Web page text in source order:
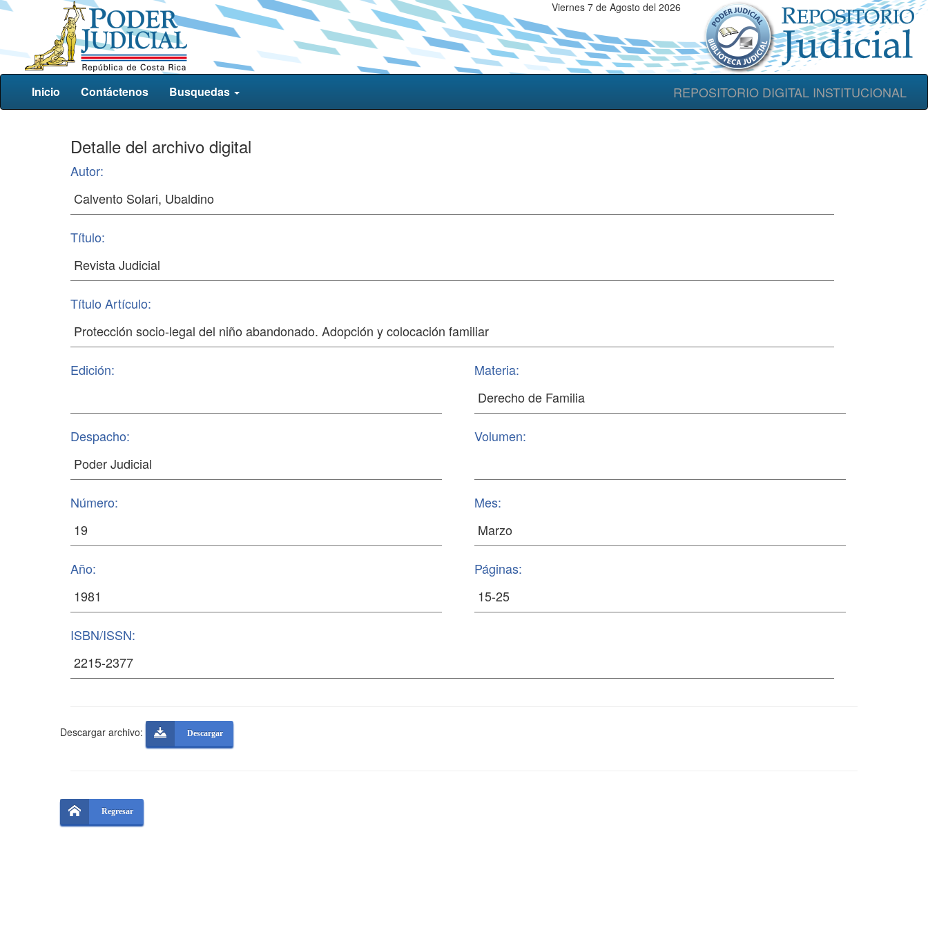
Viernes 7 de Agosto del 2026
REPOSITORIO DIGITAL INSTITUCIONAL
Inicio Contáctenos Busquedas
Detalle del archivo digital
Autor:
Título:
Título Artículo:
Edición: Materia:
Despacho: Volumen:
Número: Mes:
Año: Páginas:
ISBN/ISSN:
Descargar archivo: Descargar
Regresar